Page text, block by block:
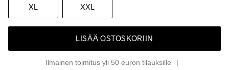
XL XXL
LISÄÄ OSTOSKORIIN
Ilmainen toimitus yli 50 euron tilauksille